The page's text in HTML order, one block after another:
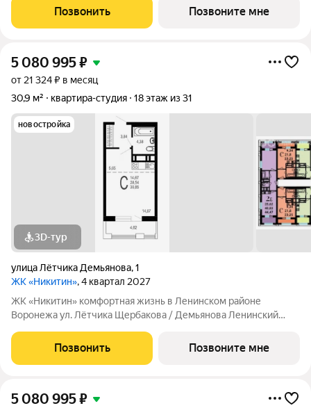
Современный жилой комплекс в тихом центре города. Рядом
цирк, парк им. Дурова, ТЦ,
Позвонить Позвоните мне
5 080 995₽
от 21 324 ₽ в месяц
30,9 м²
квартира-студия 18 этаж из 31
новостройка
3D-тур
улица Лётчика Демьянова,1
ЖК «Никитин», 4 квартал 2027
ЖК «Никитин» комфортная жизнь в Ленинском районе
Воронежа ул. Лётчика Щербакова / Демьянова Ленинский
Современный жилой комплекс в тихом центре города. Рядом
цирк, парк им. Дурова, ТЦ,
Позвонить Позвоните мне
5 080 995₽